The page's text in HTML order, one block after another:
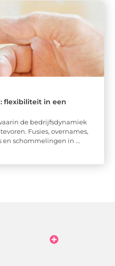
flexibiliteit in een
de bedrijfsdynamiek
Fusies, overnames,
schommelingen in ...